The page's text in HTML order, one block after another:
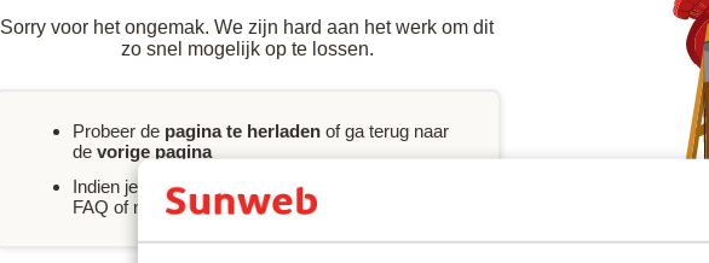
Sorry voor het ongemak. We zijn hard aan het werk om dit
zo snel mogelijk op te lossen.
Probeer de pagina te herladen of ga terug naar
de vorige pagina
Indien je
direct hulp
nodig hebt, raadpleeg dan de
FAQ of neemcontactmet ons op.